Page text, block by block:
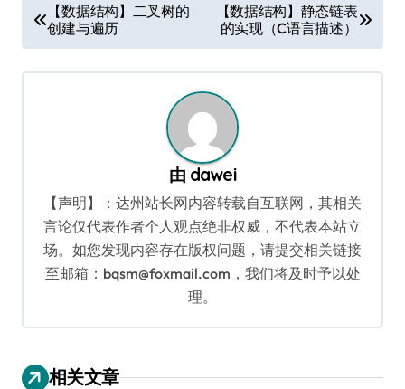
章
导
【数据结构】二叉树的
创建与遍历
【数据结构】静态链表
的实现（C语言描述）
由 dawei
【声明】：达州站长网内容转载自互联网，其相关
言论仅代表作者个人观点绝非权威，不代表本站立
场。如您发现内容存在版权问题，请提交相关链接
至邮箱：bqsm@foxmail.com，我们将及时予以处
理。
相关文章